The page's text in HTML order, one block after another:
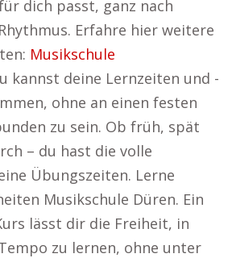
dich passt, ganz nach
Erfahre hier weitere
Musikschule
kannst deine Lernzeiten und -
ohne an einen festen
zu sein. Ob früh, spät
– du hast die volle
Übungszeiten. Lerne
Musikschule Düren. Ein
lässt dir die Freiheit, in
zu lernen, ohne unter